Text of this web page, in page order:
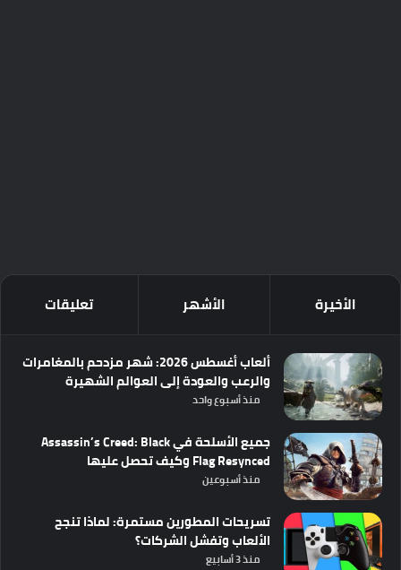
الأخيرة الأشهر تعليقات
ألعاب أغسطس 2026: شهر مزدحم بالمغامرات
والرعب والعودة إلى العوالم الشهيرة
منذ أسبوع واحد
جميع الأسلحة في Assassin’s Creed: Black
Flag Resynced وكيف تحصل عليها
منذ أسبوعين
تسريحات المطورين مستمرة: لماذا تنجح
الألعاب وتفشل الشركات؟
منذ 3 أسابيع